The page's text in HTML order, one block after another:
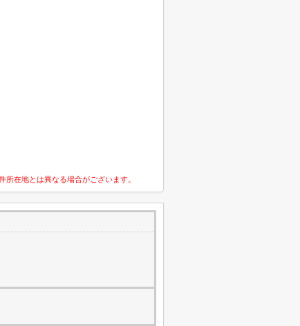
在地とは異なる場合がございます。